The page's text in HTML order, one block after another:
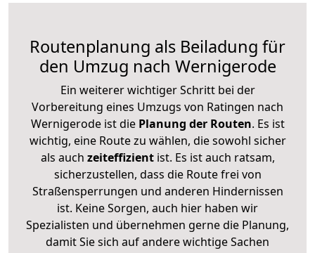
Routenplanung als Beiladung für
den Umzug nach Wernigerode
Ein weiterer wichtiger Schritt bei der
Vorbereitung eines Umzugs von Ratingen nach
Wernigerode ist diePlanung der Routen. Es ist
wichtig, eine Route zu wählen, die sowohl sicher
als auch zeiteffizientist. Es ist auch ratsam,
sicherzustellen, dass die Route frei von
Straßensperrungen und anderen Hindernissen
ist. Keine Sorgen, auch hier haben wir
Spezialisten und übernehmen gerne die Planung,
damit Sie sich auf andere wichtige Sachen